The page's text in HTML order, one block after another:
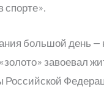
большой день
завоевал